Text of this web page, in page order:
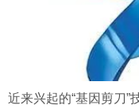
近来兴起的“基因剪刀”